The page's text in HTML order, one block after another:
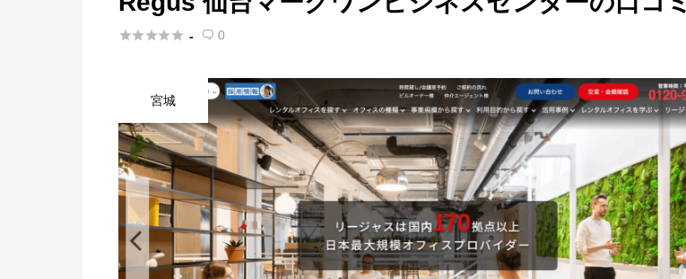
 -  0
宮城